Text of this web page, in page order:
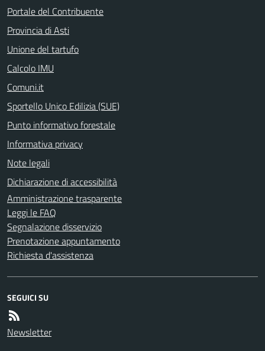
Portale del Contribuente
Provincia di Asti
Unione del tartufo
Calcolo IMU
Comuni.it
Sportello Unico Edilizia (SUE)
Punto informativo forestale
Informativa privacy
Note legali
Dichiarazione di accessibilità
Amministrazione trasparente
Leggi le FAQ
Segnalazione disservizio
Prenotazione appuntamento
Richiesta d'assistenza
SEGUICI SU
Newsletter